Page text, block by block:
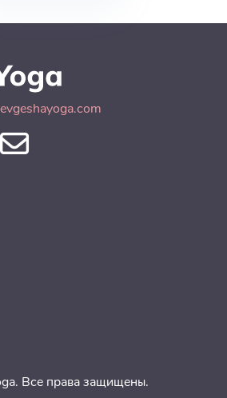
Все права защищены.